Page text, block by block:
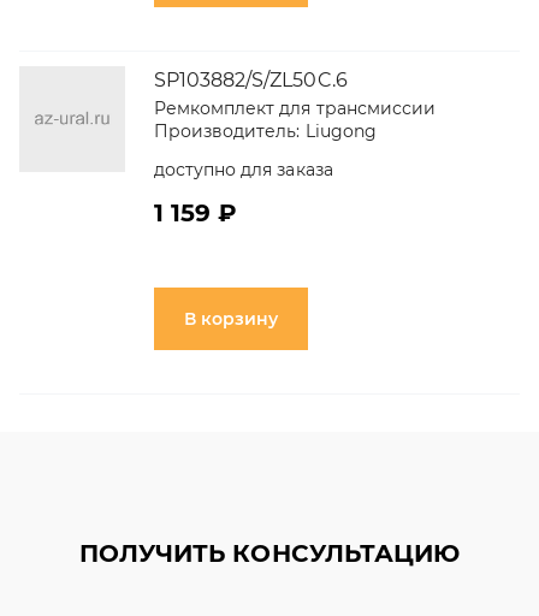
SP103882/S/ZL50C.6
Ремкомплект для трансмиссии
Производитель: Liugong
доступно для заказа
1 159 ₽
В корзину
ПОЛУЧИТЬ КОНСУЛЬТАЦИЮ